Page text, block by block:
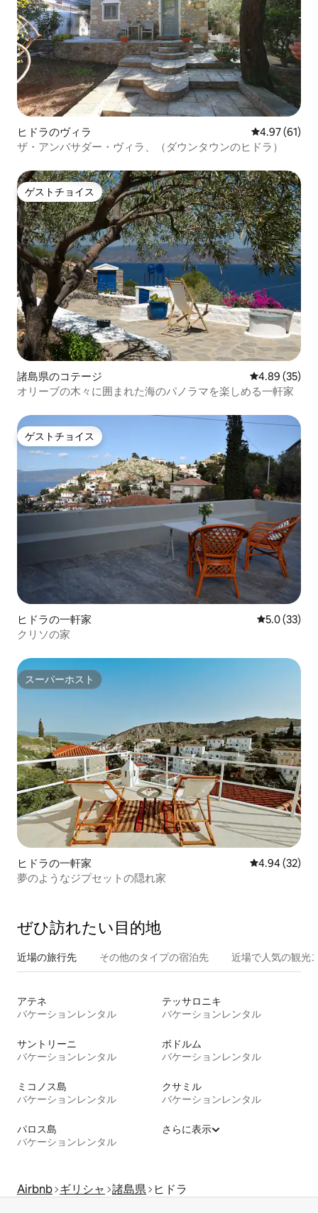
ヒドラのヴィラ レビュー61
4.97 (61)
ザ・アンバサダー・ヴィラ、（ダウンタウンのヒドラ）
ゲストチョイス
ゲストチョイス
諸島県のコテージ レビュー35
4.89 (35)
オリーブの木々に囲まれた海のパノラマを楽しめる一軒家
ゲストチョイス
ゲストチョイス
ヒドラの一軒家 レビュー33
5.0 (33)
クリソの家
スーパーホスト
スーパーホスト
ヒドラの一軒家 レビュー32
4.94 (32)
夢のようなジプセットの隠れ家
ぜひ訪⁠れ⁠た⁠い目⁠的⁠地
近場の旅行先 その他のタ⁠イ⁠プ⁠の宿⁠泊⁠先 近場で人気の観光
アテネ
バケーションレンタル
テッサロニキ
バケーションレンタル
サントリーニ
バケーションレンタル
ボドルム
バケーションレンタル
ミコノス島
バケーションレンタル
クサミル
バケーションレンタル
パロス島
バケーションレンタル
さらに表示
Airbnb ギリシャ 諸島県 ヒドラ